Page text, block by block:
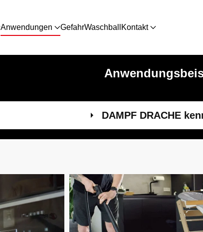
Anwendungen GefahrWaschball Kontakt
DAMPF DRACHE